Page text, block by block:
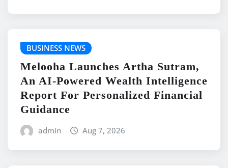
BUSINESS NEWS
Melooha Launches Artha Sutram,
An AI-Powered Wealth Intelligence
Report For Personalized Financial
Guidance
admin Aug 7, 2026